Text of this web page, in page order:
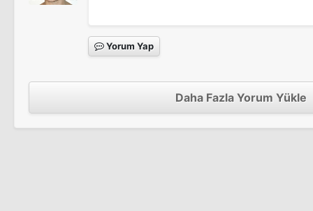
Yorum Yap
Daha Fazla Yorum Yükle